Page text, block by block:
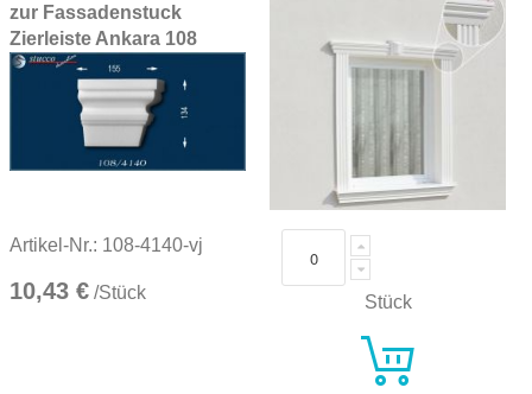
zur Fassadenstuck
Zierleiste Ankara 108
Artikel-Nr.: 108-4140-vj
10,43 € /Stück Stück